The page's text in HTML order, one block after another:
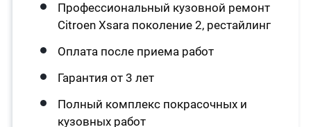
Профессиональный кузовной ремонт
Citroen Xsara поколение 2, рестайлинг
Оплата после приема работ
Гарантия от 3 лет
Полный комплекс покрасочных и
кузовных работ